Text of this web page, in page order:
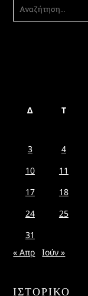
ΓΙΑ:
Δ Τ
3
4
10
11
17
18
24
25
31
« Απρ
Ιούν »
ΙΣΤΟΡΙΚΌ